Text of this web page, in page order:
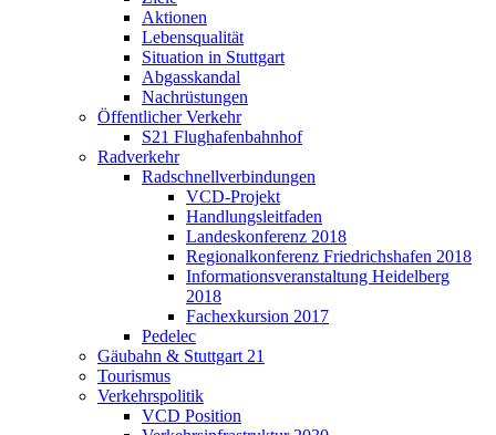
Aktionen
Lebensqualität
Situation in Stuttgart
Abgasskandal
Nachrüstungen
Öffentlicher Verkehr
S21 Flughafenbahnhof
Radverkehr
Radschnellverbindungen
VCD-Projekt
Handlungsleitfaden
Landeskonferenz 2018
Regionalkonferenz Friedrichshafen 2018
Informationsveranstaltung Heidelberg
2018
Fachexkursion 2017
Pedelec
Gäubahn & Stuttgart 21
Tourismus
Verkehrspolitik
VCD Position